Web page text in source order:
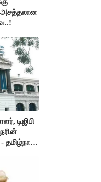
அசத்தலான
டிஜிபி
தமிழ்நாடு